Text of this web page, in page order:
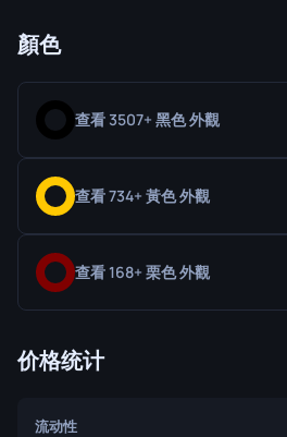
顏色
查看 3507+ 黑色 外觀
查看 734+ 黃色 外觀
查看 168+ 栗色 外觀
价格统计
流动性